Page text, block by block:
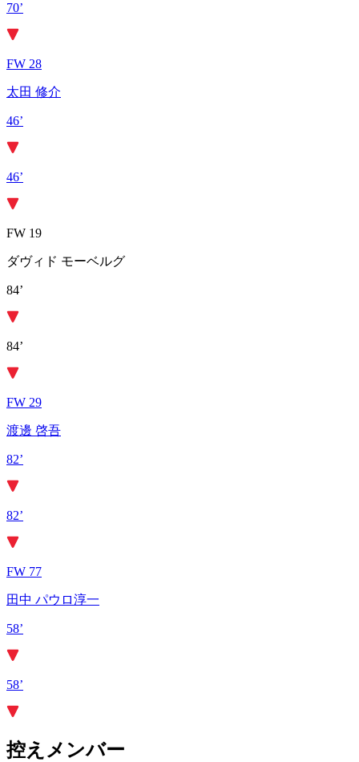
70’
FW 28
太田 修介
46’
46’
FW 19
ダヴィド モーベルグ
84’
84’
FW 29
渡邊 啓吾
82’
82’
FW 77
田中 パウロ淳一
58’
58’
控えメンバー